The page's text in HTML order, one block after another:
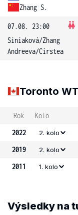
Zhang S.
07.08. 23:00
Siniaková/Zhang
Andreeva/Cirstea
Toronto
Rok
Kolo
2022
2. kolo
2019 2. kolo
2011 1. kolo
Výsledky na